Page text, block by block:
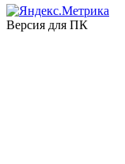
Версия для ПК